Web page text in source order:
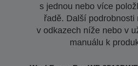
s jednou nebo více
řadě. Další podrobnosti
v odkazech níže nebo v
manuálu k